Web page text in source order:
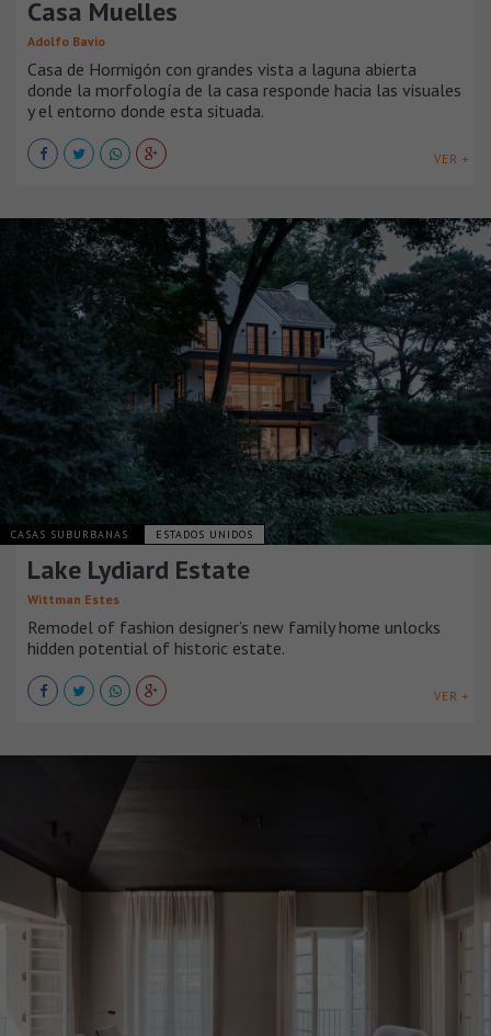
Casa Muelles
Adolfo Bavio
Casa de Hormigón con grandes vista a laguna abierta
donde la morfología de la casa responde hacia las visuales
y el entorno donde esta situada.
VER +
CASAS SUBURBANAS ESTADOS UNIDOS
Lake Lydiard Estate
Wittman Estes
Remodel of fashion designer’s new family home unlocks
hidden potential of historic estate.
VER +